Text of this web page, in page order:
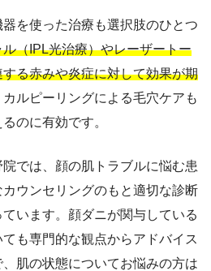
を使った治療も選択肢のひとつ
（IPL光治療）やレーザートー
る赤みや炎症に対して効果が期
カルピーリングによる毛穴ケアも
のに有効です。
では、顔の肌トラブルに悩む患
ウンセリングのもと適切な診断
います。顔ダニが関与している
も専門的な観点からアドバイス
肌の状態についてお悩みの方は